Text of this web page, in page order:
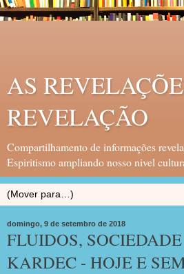
AS
REVELAÇÃO
Compartilhamento de informações
Espiritismo ampliando nosso nivel
domingo, 9 de setembro de 2018
FLUIDOS,
KARDEC - HOJE E